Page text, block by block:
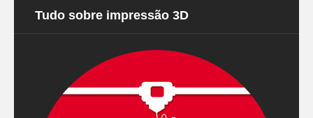
Tudo sobre impressão 3D